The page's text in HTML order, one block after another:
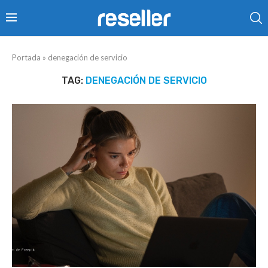
Portada » denegación de servicio
TAG: DENEGACIÓN DE SERVICIO